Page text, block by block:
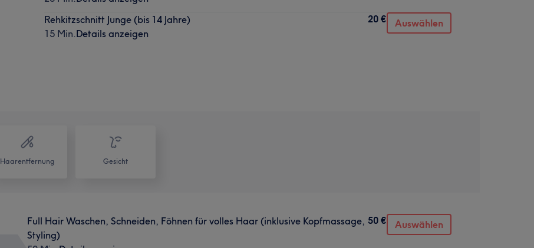
Rehkitzschnitt Junge (bis 14 Jahre)
15 Min.Details anzeigen
20 € Auswählen
Haarentfernung Gesicht
Full Hair Waschen, Schneiden, Föhnen für volles Haar (inklusive Kopfmassage,
Styling)
50 € Auswählen